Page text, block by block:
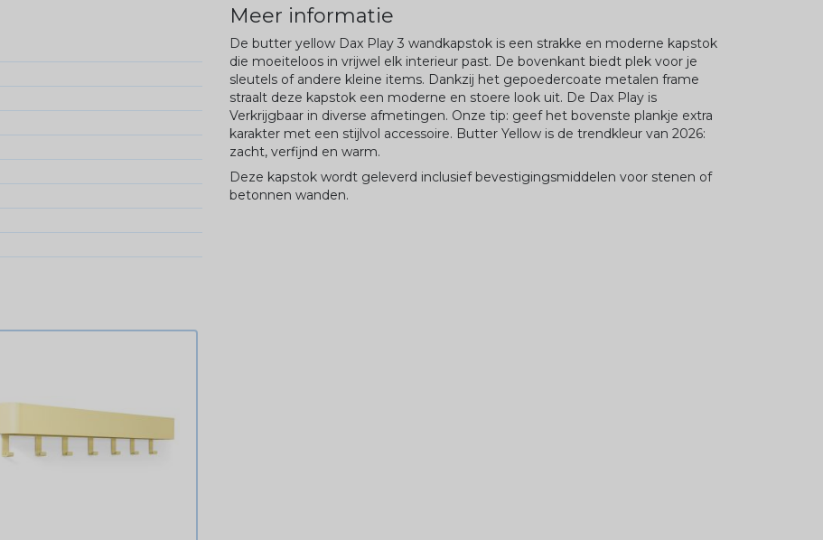
Meer informatie
De butter yellow Dax Play 3 wandkapstok is een strakke en moderne kapstok
die moeiteloos in vrijwel elk interieur past. De bovenkant biedt plek voor je
sleutels of andere kleine items. Dankzij het gepoedercoate metalen frame
straalt deze kapstok een moderne en stoere look uit. De Dax Play is
Verkrijgbaar in diverse afmetingen. Onze tip: geef het bovenste plankje extra
karakter met een stijlvol accessoire. Butter Yellow is de trendkleur van 2026:
zacht, verfijnd en warm.
Deze kapstok wordt geleverd inclusief bevestigingsmiddelen voor stenen of
betonnen wanden.